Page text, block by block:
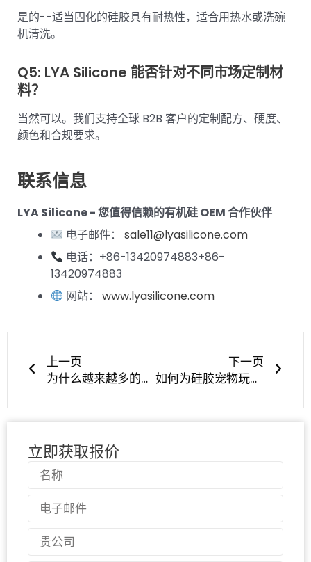
是的--适当固化的硅胶具有耐热性，适合用热水或洗碗
机清洗。
Q5: LYA Silicone 能否针对不同市场定制材
料？
当然可以。我们支持全球 B2B 客户的定制配方、硬度、
颜色和合规要求。
联系信息
LYA Silicone - 您值得信赖的有机硅 OEM 合作伙伴
电子邮件：sale11@lyasilicone.com
电话：+86-13420974883+86-
13420974883
网站：www.lyasilicone.com
上一页
为什么越来越多的高级宠物品牌用硅胶取代塑料宠物用品？
下一页
如何为硅胶宠物玩具选择合适的邵氏 A 硬度？
立即获取报价